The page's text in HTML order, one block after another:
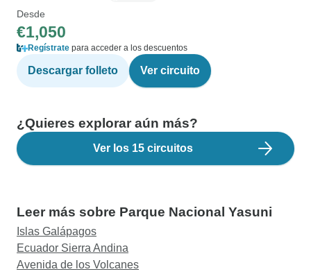
Desde
€1,050
Regístrate para acceder a los descuentos
Descargar folleto Ver circuito
¿Quieres explorar aún más?
Ver los 15 circuitos
Leer más sobre Parque Nacional Yasuni
Islas Galápagos
Ecuador Sierra Andina
Avenida de los Volcanes